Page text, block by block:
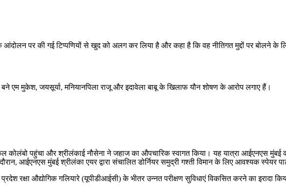
आंदोलन पर की गई टिप्पणियों से खुद को अलग कर लिया है और कहा है कि वह नीतिगत मुद्दों पर बोलने के
एम मुकेश, जयसूर्या, मनियानपिला राजू और इदावेला बाबू के खिलाफ यौन शोषण के आरोप लगाए हैं।
कोलंबो पहुंचा और श्रीलंकाई नौसेना ने जहाज का औपचारिक स्वागत किया। यह यात्रा आईएनएस मुंबई
आईएनएस मुंबई श्रीलंका एयर द्वारा संचालित डोर्नियर समुद्री गश्ती विमान के लिए आवश्यक स्पेयर
रक्षा औद्योगिक गलियारे (यूपीडीआईसी) के भीतर उन्नत परीक्षण सुविधाएं विकसित करने का इरादा